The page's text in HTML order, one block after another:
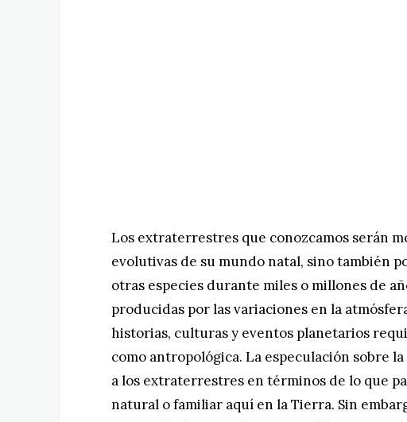
Los extraterrestres que conozcamos serán
evolutivas de su mundo natal, sino también
otras especies durante miles o millones de
producidas por las variaciones en la
historias, culturas y eventos planetarios
como antropológica. La especulación sobre
a los extraterrestres en términos de lo que
natural o familiar aquí en la Tierra. Sin